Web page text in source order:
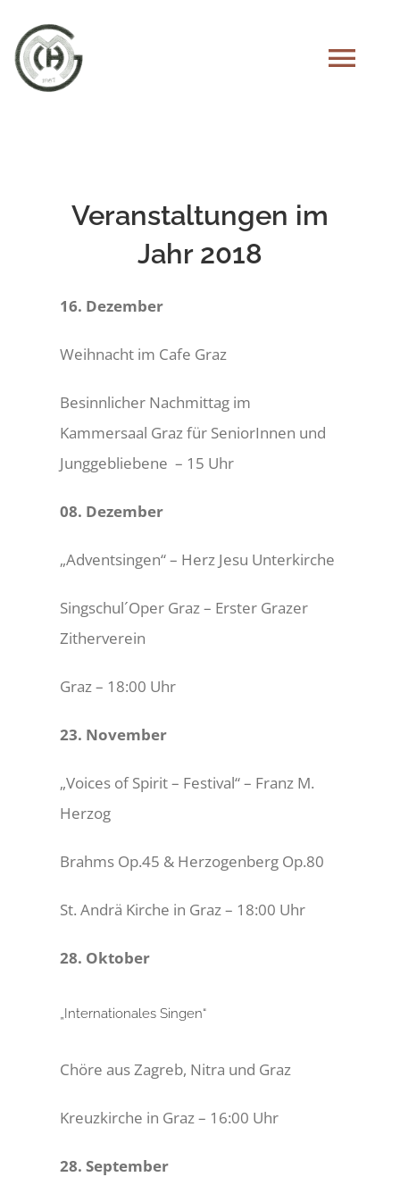
content
DER CHOR
KONTAKT
Veranstaltungen im
Jahr 2018
16. Dezember
Weihnacht im Cafe Graz
Besinnlicher Nachmittag im
Kammersaal Graz für SeniorInnen und
Junggebliebene – 15 Uhr
08. Dezember
„Adventsingen“ – Herz Jesu Unterkirche
Singschul´Oper Graz – Erster Grazer
Zitherverein
Graz – 18:00 Uhr
23. November
„Voices ofSpirit – Festival“ – Franz M.
Herzog
Brahms Op.45 & Herzogenberg Op.80
St. Andrä Kirche in Graz– 18:00 Uhr
28. Oktober
„Internationales Singen“
Chöre aus Zagreb, Nitra und Graz
Kreuzkirche in Graz– 16:00 Uhr
28. September